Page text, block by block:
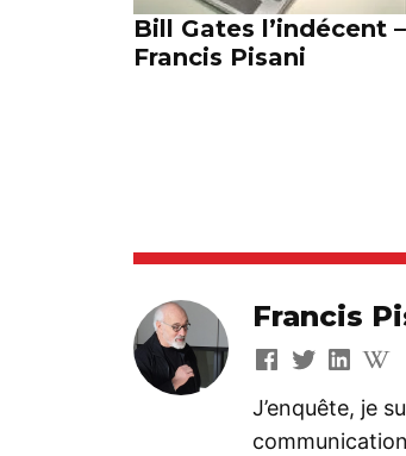
Bill Gates l’indécent –
Francis Pisani
Francis
J’enquête, je